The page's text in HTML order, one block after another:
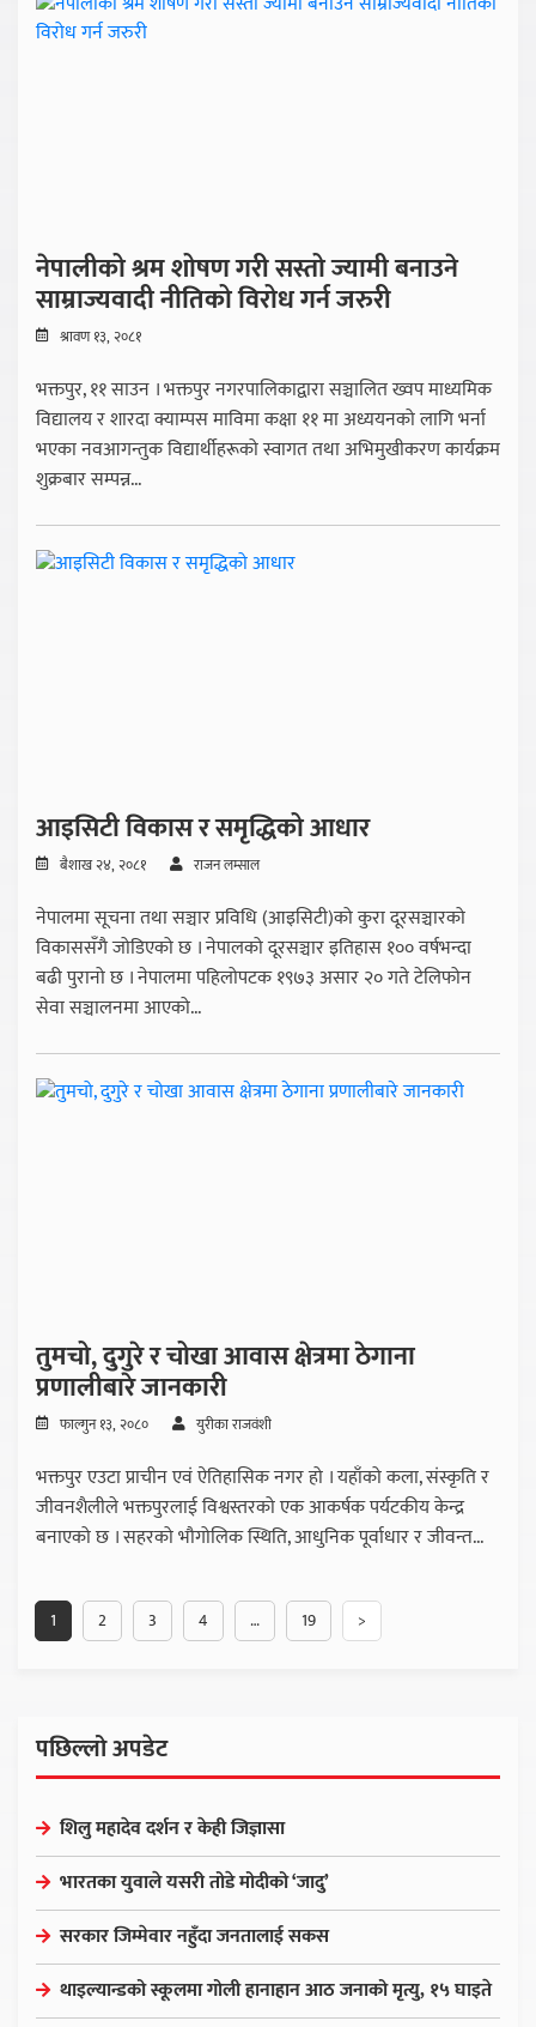
नेपालीको श्रम शोषण गरी सस्तो ज्यामी बनाउने
साम्राज्यवादी नीतिको विरोध गर्न जरुरी
श्रावण १३, २०८१
भक्तपुर, ११ साउन । भक्तपुर नगरपालिकाद्वारा सञ्चालित ख्वप माध्यमिक
विद्यालय र शारदा क्याम्पस माविमा कक्षा ११ मा अध्ययनको लागि भर्ना
भएका नवआगन्तुक विद्यार्थीहरूको स्वागत तथा अभिमुखीकरण कार्यक्रम
शुक्रबार सम्पन्न...
आइसिटी विकास र समृद्धिको आधार
बैशाख २४, २०८१ राजन लम्साल
नेपालमा सूचना तथा सञ्चार प्रविधि (आइसिटी)को कुरा दूरसञ्चारको
विकाससँगै जोडिएको छ । नेपालको दूरसञ्चार इतिहास १०० वर्षभन्दा
बढी पुरानो छ । नेपालमा पहिलोपटक १९७३ असार २० गते टेलिफोन
सेवा सञ्चालनमा आएको...
तुमचो, दुगुरे र चोखा आवास क्षेत्रमा ठेगाना
प्रणालीबारे जानकारी
फाल्गुन १३, २०८० युरीका राजवंशी
भक्तपुर एउटा प्राचीन एवं ऐतिहासिक नगर हो । यहाँको कला, संस्कृति र
जीवनशैलीले भक्तपुरलाई विश्वस्तरको एक आकर्षक पर्यटकीय केन्द्र
बनाएको छ । सहरको भौगोलिक स्थिति, आधुनिक पूर्वाधार र जीवन्त...
1 2 3 4 … 19 >
पछिल्लो अपडेट
शिलु महादेव दर्शन र केही जिज्ञासा
भारतका युवाले यसरी तोडे मोदीको ‘जादु’
सरकार जिम्मेवार नहुँदा जनतालाई सकस
थाइल्यान्डको स्कूलमा गोली हानाहान आठ जनाको मृत्यु, १५ घाइते